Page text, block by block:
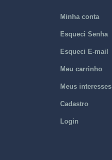
Minha conta
Esqueci Senha
Esqueci E-mail
Meu carrinho
Meus interesses
Cadastro
Login